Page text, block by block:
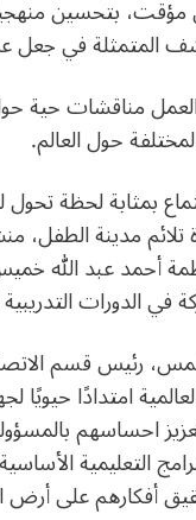
بتحسين
المتمثلة في جعل
مناقشات حية
حول العالم.
بمثابة لحظة
تلائم مدينة
أحمد عبد الله
في الدورات
رئيس قسم
امتدادًا حيويًا
احساسهم
التعليمية
أفكارهم على أرض